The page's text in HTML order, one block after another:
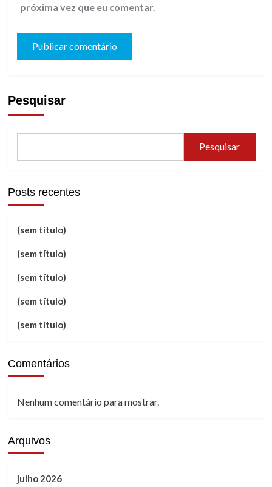
próxima vez que eu comentar.
Pesquisar
Pesquisar
Posts recentes
(sem título)
(sem título)
(sem título)
(sem título)
(sem título)
Comentários
Nenhum comentário para mostrar.
Arquivos
julho 2026